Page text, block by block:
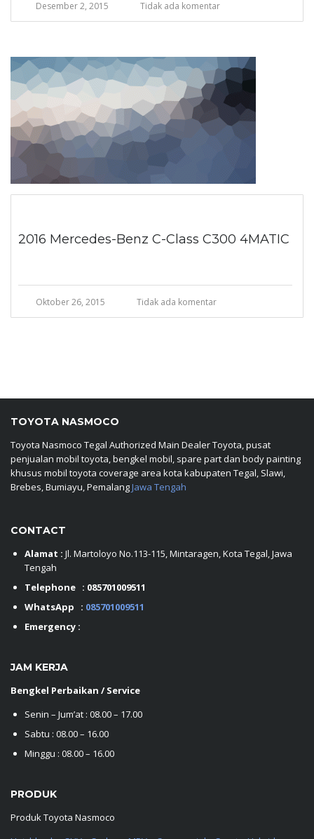
Desember 2, 2015 Tidak ada komentar
2016 Mercedes-Benz C-Class C300 4MATIC
Oktober 26, 2015 Tidak ada komentar
TOYOTA NASMOCO
Toyota Nasmoco Tegal Authorized Main Dealer Toyota, pusat
penjualan mobil toyota, bengkel mobil, spare part dan body painting
khusus mobil toyota coverage area kota kabupaten Tegal, Slawi,
Brebes, Bumiayu, PemalangJawa Tengah
CONTACT
Alamat : Jl. Martoloyo No.113-115, Mintaragen, Kota Tegal, Jawa
Tengah
Telephone : 085701009511
WhatsApp : 085701009511
Emergency :
JAM KERJA
Bengkel Perbaikan / Service
Senin – Jum’at : 08.00 – 17.00
Sabtu : 08.00 – 16.00
Minggu : 08.00 – 16.00
PRODUK
Produk Toyota Nasmoco